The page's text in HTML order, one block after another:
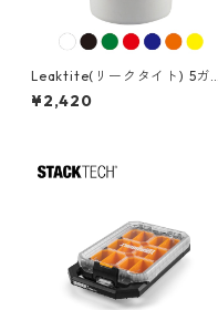
Leaktite(リークタイト) 5ガロ
ンバケツ [アメリカ製] 05GL
¥2,420